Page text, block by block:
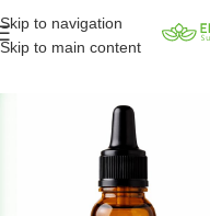
Skip to navigation
Skip to main content